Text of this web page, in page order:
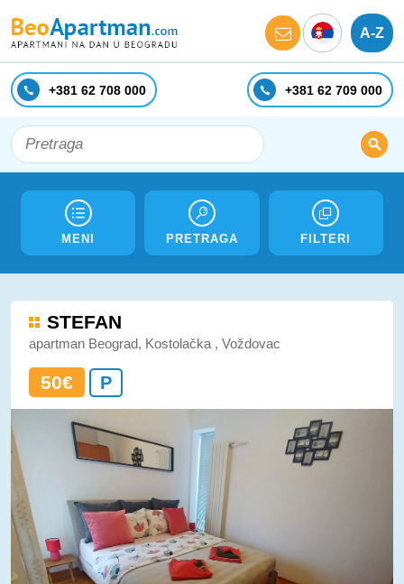
A-Z
+381 62 708 000 +381 62 709 000
MENI PRETRAGA FILTERI
STEFAN
apartman Beograd, Kostolačka , Voždovac
50€ P